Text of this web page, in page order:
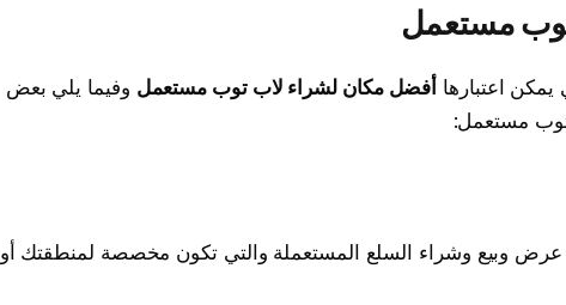
مستعمل
يمكن اعتبارها أفضل مكان لشراء لاب توب مستعمل وفيما يلي بعض
مستعمل:
عرض وبيع وشراء السلع المستعملة والتي تكون مخصصة لمنطقتك أو